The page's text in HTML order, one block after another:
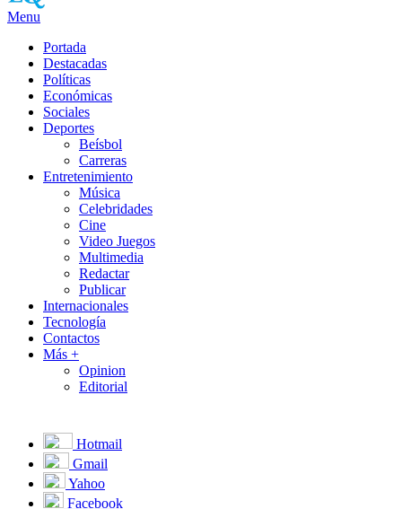
Menu
Portada
Destacadas
Políticas
Económicas
Sociales
Deportes
Beísbol
Carreras
Entretenimiento
Música
Celebridades
Cine
Video Juegos
Multimedia
Redactar
Publicar
Internacionales
Tecnología
Contactos
Más +
Opinion
Editorial
Hotmail
Gmail
Yahoo
Facebook